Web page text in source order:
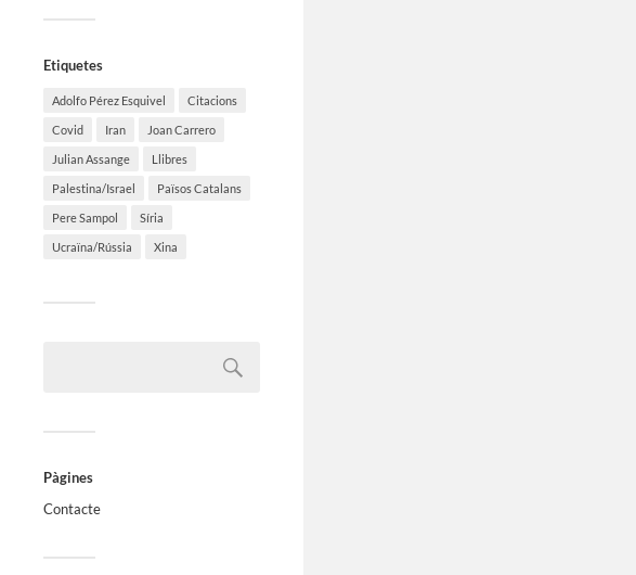
Etiquetes
Adolfo Pérez Esquivel Citacions
Covid Iran Joan Carrero
Julian Assange Llibres
Palestina/Israel Països Catalans
Pere Sampol Síria
Ucraïna/Rússia Xina
Pàgines
Contacte